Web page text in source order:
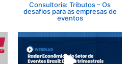
Consultoria: Tributos – Os
desafios para as empresas de
eventos